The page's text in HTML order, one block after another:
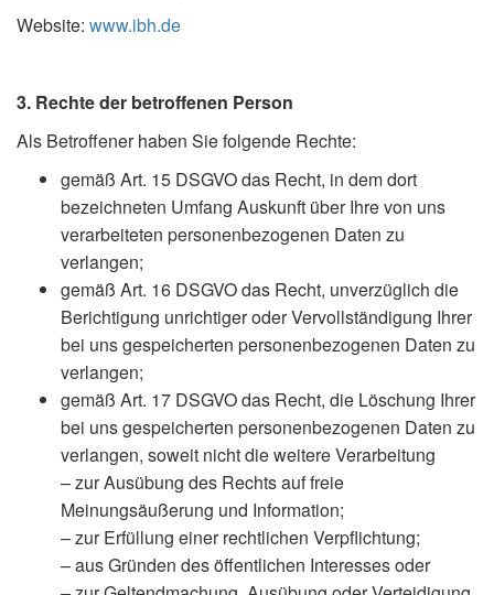
Website: www.ibh.de
3. Rechte der betroffenen Person
Als Betroffener haben Sie folgende Rechte:
gemäß Art. 15 DSGVO das Recht, in dem dort
bezeichneten Umfang Auskunft über Ihre von uns
verarbeiteten personenbezogenen Daten zu
verlangen;
gemäß Art. 16 DSGVO das Recht, unverzüglich die
Berichtigung unrichtiger oder Vervollständigung Ihrer
bei uns gespeicherten personenbezogenen Daten zu
verlangen;
gemäß Art. 17 DSGVO das Recht, die Löschung Ihrer
bei uns gespeicherten personenbezogenen Daten zu
verlangen, soweit nicht die weitere Verarbeitung
– zur Ausübung des Rechts auf freie
Meinungsäußerung und Information;
– zur Erfüllung einer rechtlichen Verpflichtung;
– aus Gründen des öffentlichen Interesses oder